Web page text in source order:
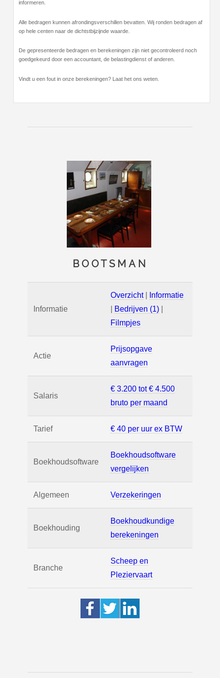
informeren.
Alle bedragen kunnen afrondingsverschillen bevatten. Wij ronden bedragen af
op hele centen naar de dichtstbijzijnde waarde.
De gepresenteerde bedragen en berekeningen zijn niet gecontroleerd noch
goedgekeurd door een accountant, de belastingdienst of anderen.
Vindt u een fout in onze berekeningen? Laat het ons weten.
BOOTSMAN
Informatie
Overzicht|
Informatie
Bedrijven (1)
Filmpjes
Actie
Prijsopgave
aanvragen
Salaris
€ 3.200 tot € 4.500
bruto per maand
Tarief € 40 per uur ex BTW
Boekhoudsoftware
Boekhoudsoftware
vergelijken
Algemeen Verzekeringen
Boekhouding
Boekhoudkundige
berekeningen
Branche
Scheep en
Pleziervaart